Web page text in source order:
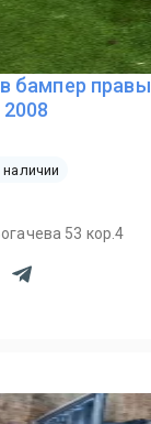
бампер
наличии
53 кор.4